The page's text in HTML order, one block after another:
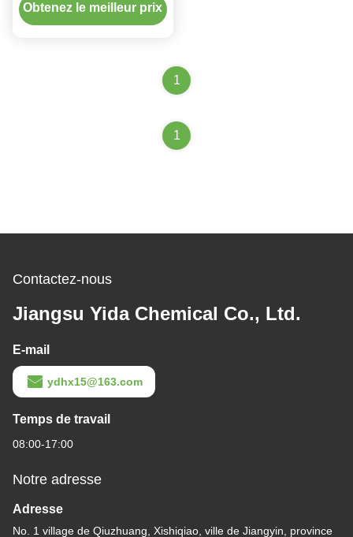
Carbitol
Obtenez le meilleur prix
1
1
Contactez-nous
Jiangsu Yida Chemical Co., Ltd.
E-mail
ydhx15@163.com
Temps de travail
08:00-17:00
Notre adresse
Adresse
No. 1 village de Qiuzhuang, Xishiqiao, ville de Jiangyin, province